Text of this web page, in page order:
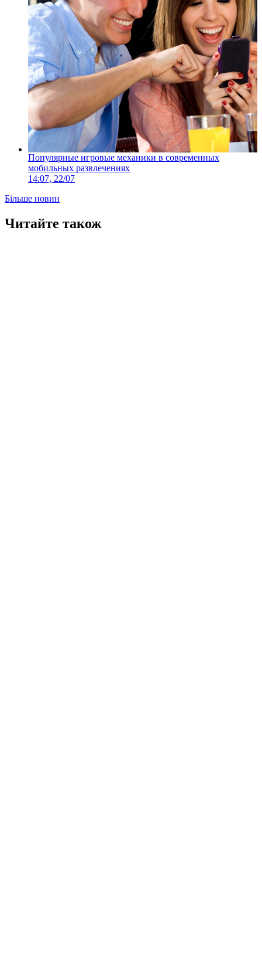
Популярные игровые механики в современных
мобильных развлечениях
14:07, 22/07
Більше новин
Читайте також